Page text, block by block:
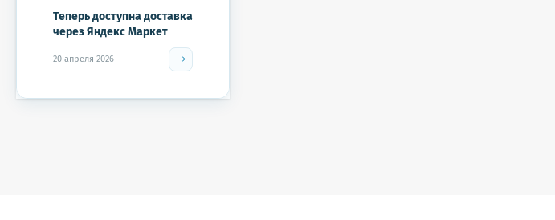
Теперь доступна доставка
через Яндекс Маркет
20 апреля 2026